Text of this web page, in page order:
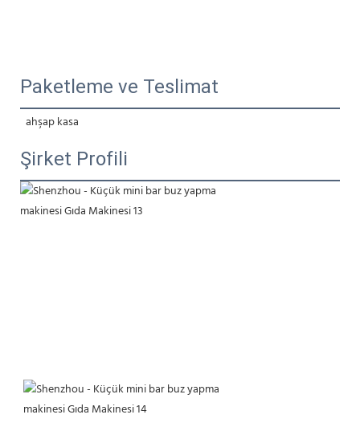
Paketleme ve Teslimat
ahşap kasa
Şirket Profili